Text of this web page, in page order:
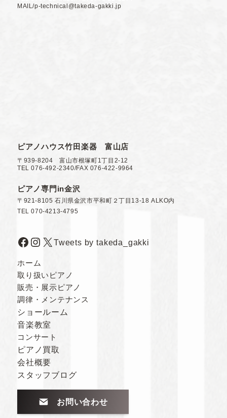
MAIL/p-technical@takeda-gakki.jp
ピアノハウス竹田楽器 富山店
〒939-8204 富山市根塚町1丁目2-12
TEL 076-492-2340/FAX 076-422-9964
ピアノ専門in金沢
〒921-8105 石川県金沢市平和町２丁目13-18 ALKO内
TEL 070-4213-4795
Tweets by takeda_gakki
Facebook Instagram X
ホーム
取り扱いピアノ
販売・展示ピアノ
調律・メンテナンス
ショールーム
音楽教室
コンサート
ピアノ買取
会社概要
スタッフブログ
お問い合わせ